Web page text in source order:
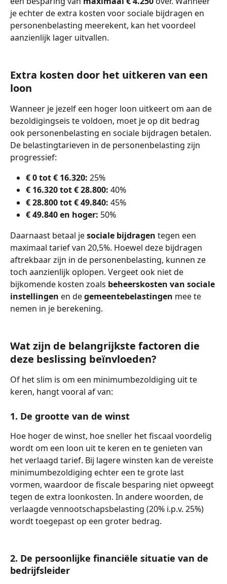
je echter de extra kosten voor sociale bijdragen en
personenbelasting meerekent, kan het voordeel
aanzienlijk lager uitvallen.
Extra kosten door het uitkeren van een
loon
Wanneer je jezelf een hoger loon uitkeert om aan de
bezoldigingseis te voldoen, moet je op dit bedrag
ook personenbelasting en sociale bijdragen betalen.
De belastingtarieven in de personenbelasting zijn
progressief:
€ 0 tot € 16.320: 25%
€ 16.320 tot € 28.800: 40%
€ 28.800 tot € 49.840: 45%
€ 49.840 en hoger: 50%
Daarnaast betaal je sociale bijdragen tegen een
maximaal tarief van 20,5%. Hoewel deze bijdragen
aftrekbaar zijn in de personenbelasting, kunnen ze
toch aanzienlijk oplopen. Vergeet ook niet de
bijkomende kosten zoals beheerskosten van sociale
instellingen en de gemeentebelastingen mee te
nemen in je berekening.
Wat zijn de belangrijkste factoren die
deze beslissing beïnvloeden?
Of het slim is om een minimumbezoldiging uit te
keren, hangt vooral af van:
1. De grootte van de winst
Hoe hoger de winst, hoe sneller het fiscaal voordelig
wordt om een loon uit te keren en te genieten van
het verlaagd tarief. Bij lagere winsten kan de vereiste
minimumbezoldiging echter een te grote last
vormen, waardoor de fiscale besparing niet opweegt
tegen de extra loonkosten. In andere woorden, de
verlaagde vennootschapsbelasting (20% i.p.v. 25%)
wordt toegepast op een groter bedrag.
2. De persoonlijke financiële situatie van de
bedrijfsleider